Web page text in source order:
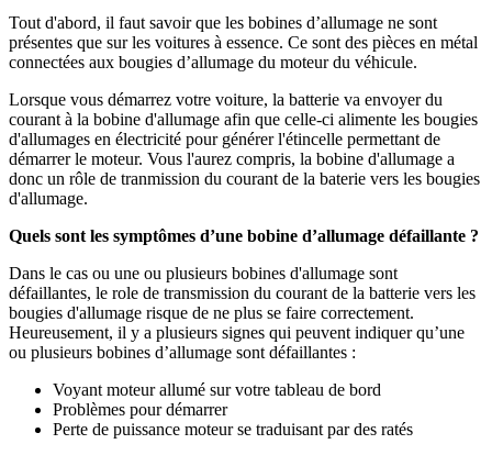
Tout d'abord, il faut savoir que les bobines d’allumage ne sont
présentes que sur les voitures à essence. Ce sont des pièces en métal
connectées aux bougies d’allumage du moteur du véhicule.
Lorsque vous démarrez votre voiture, la batterie va envoyer du
courant à la bobine d'allumage afin que celle-ci alimente les bougies
d'allumages en électricité pour générer l'étincelle permettant de
démarrer le moteur. Vous l'aurez compris, la bobine d'allumage a
donc un rôle de tranmission du courant de la baterie vers les bougies
d'allumage.
Quels sont les symptômes d’une bobine d’allumage défaillante ?
Dans le cas ou une ou plusieurs bobines d'allumage sont
défaillantes, le role de transmission du courant de la batterie vers les
bougies d'allumage risque de ne plus se faire correctement.
Heureusement, il y a plusieurs signes qui peuvent indiquer qu’une
ou plusieurs bobines d’allumage sont défaillantes :
Voyant moteur allumé sur votre tableau de bord
Problèmes pour démarrer
Perte de puissance moteur se traduisant par des ratés